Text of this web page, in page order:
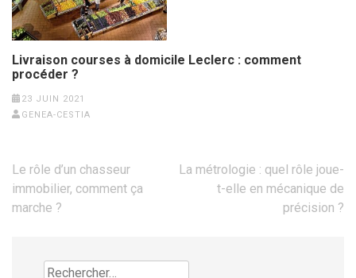
Livraison courses à domicile Leclerc : comment
procéder ?
23 JUIN 2021
GENEA-CESTIA
Navigation
de
l’article
Le rôle d’un chasseur
immobilier, comment ça
marche ?
La métrologie : quel rôle joue-
t-elle en mécanique de
précision ?
Rechercher :